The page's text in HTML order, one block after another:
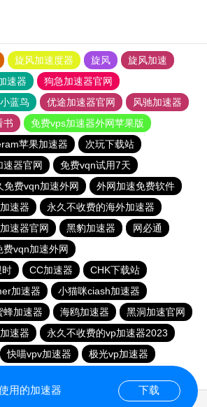
旋风加速度器 旋风
旋风加速
速器
狗急加速器官网
小蓝鸟 优途加速器官网
风驰加速器
书
免费vps加速器外网苹果版
苹果加速器
次玩下载站
速器官网
免费vqn试用7天
免费vqn加速外网
外网加速免费软件
速器
永久不收费的海外加速器
速器官网 黑豹加速器
网必通
费vqn加速外网
时
CC加速器
CHK下载站
加速器
小猫咪ciash加速器
蜂加速器 海鸥加速器
黑洞加速官网
速器
永久不收费的vp加速器2023
快喵vpv加速器
极光vp加速器
用的加速器 下载